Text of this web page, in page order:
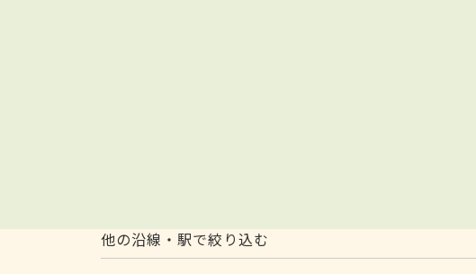
他の沿線・駅で絞り込む